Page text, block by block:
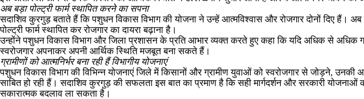
अब बड़ा पोल्ट्री फार्म स्थापित करने का सपना
सदाशिव कुरगुड़ बताते हैं कि पशुधन विकास विभाग की योजना ने उन्हें आत्मविश्वास और रोजगार दोनों दिए हैं।
पोल्ट्री फार्म स्थापित कर रोजगार का दायरा बढ़ाना है।
उन्होंने पशुधन विकास विभाग और जिला प्रशासन के प्रति आभार व्यक्त करते हुए कहा कि यदि अधिक से अधिक
स्वरोजगार अपनाकर अपनी आर्थिक स्थिति मजबूत बना सकते हैं।
ग्रामीणों को आत्मनिर्भर बना रही हैं विभागीय योजनाएं
पशुधन विकास विभाग की विभिन्न योजनाएं जिले में किसानों और ग्रामीण युवाओं को स्वरोजगार से जोड़ने, उनकी
साबित हो रही हैं। सदाशिव कुरगुड़ की सफलता इस बात का प्रमाण है कि सही मार्गदर्शन और सरकारी
सकारात्मक बदलाव ला सकता है।